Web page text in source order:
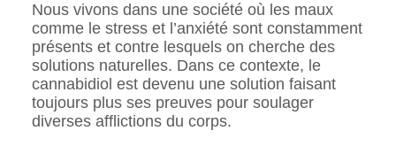
Nous vivons dans une société où les maux
comme le stress et l’anxiété sont constamment
présents et contre lesquels on cherche des
solutions naturelles. Dans ce contexte, le
cannabidiol est devenu une solution faisant
toujours plus ses preuves pour soulager
diverses afflictions du corps.